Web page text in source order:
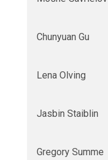
Chunyuan Gu
Lena Olving
Jasbin Staiblin
Gregory Summe